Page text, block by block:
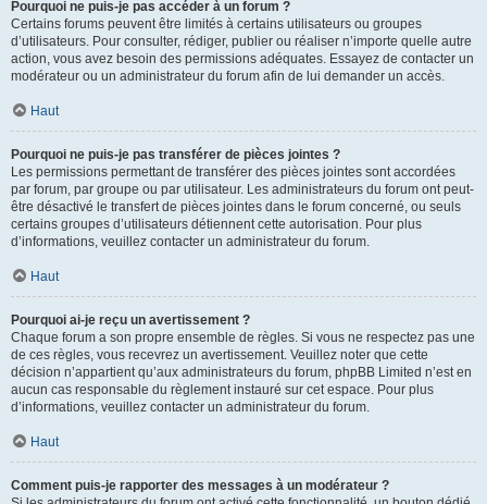
Pourquoi ne puis-je pas accéder à un forum ?
Certains forums peuvent être limités à certains utilisateurs ou groupes
d’utilisateurs. Pour consulter, rédiger, publier ou réaliser n’importe quelle autre
action, vous avez besoin des permissions adéquates. Essayez de contacter un
modérateur ou un administrateur du forum afin de lui demander un accès.
Haut
Pourquoi ne puis-je pas transférer de pièces jointes ?
Les permissions permettant de transférer des pièces jointes sont accordées
par forum, par groupe ou par utilisateur. Les administrateurs du forum ont peut-
être désactivé le transfert de pièces jointes dans le forum concerné, ou seuls
certains groupes d’utilisateurs détiennent cette autorisation. Pour plus
d’informations, veuillez contacter un administrateur du forum.
Haut
Pourquoi ai-je reçu un avertissement ?
Chaque forum a son propre ensemble de règles. Si vous ne respectez pas une
de ces règles, vous recevrez un avertissement. Veuillez noter que cette
décision n’appartient qu’aux administrateurs du forum, phpBB Limited n’est en
aucun cas responsable du règlement instauré sur cet espace. Pour plus
d’informations, veuillez contacter un administrateur du forum.
Haut
Comment puis-je rapporter des messages à un modérateur ?